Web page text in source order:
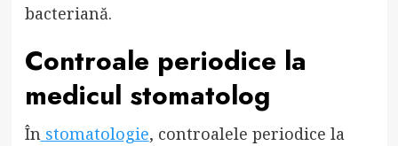
bacteriană.
Controale periodice la
medicul stomatolog
În stomatologie, controalele periodice la